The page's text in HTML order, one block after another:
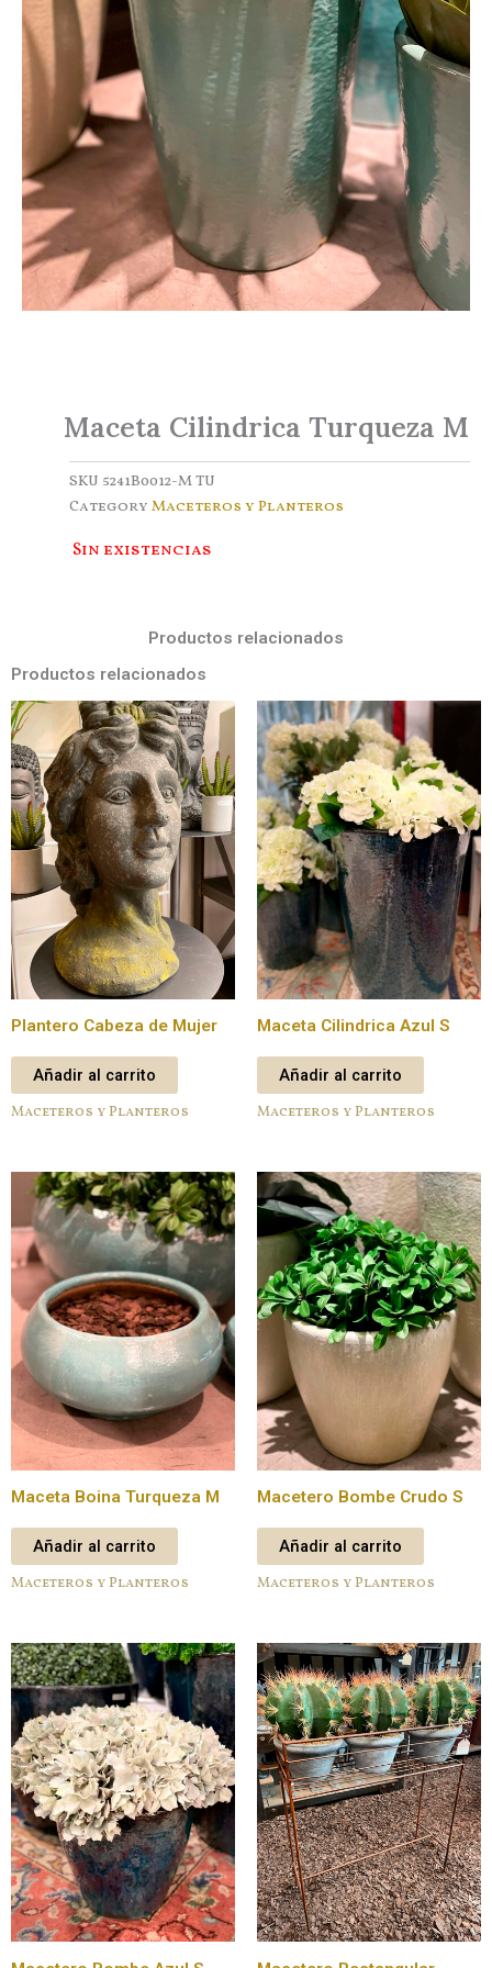
Maceta Cilindrica Turqueza M
SKU 5241B0012-M TU
Category Maceteros y Planteros
Sin existencias
Productos relacionados
Productos relacionados
Plantero Cabeza de Mujer
Añadir al carrito
Maceteros y Planteros
Maceta Cilindrica Azul S
Añadir al carrito
Maceteros y Planteros
Maceta Boina Turqueza M
Añadir al carrito
Maceteros y Planteros
Macetero Bombe Crudo S
Añadir al carrito
Maceteros y Planteros